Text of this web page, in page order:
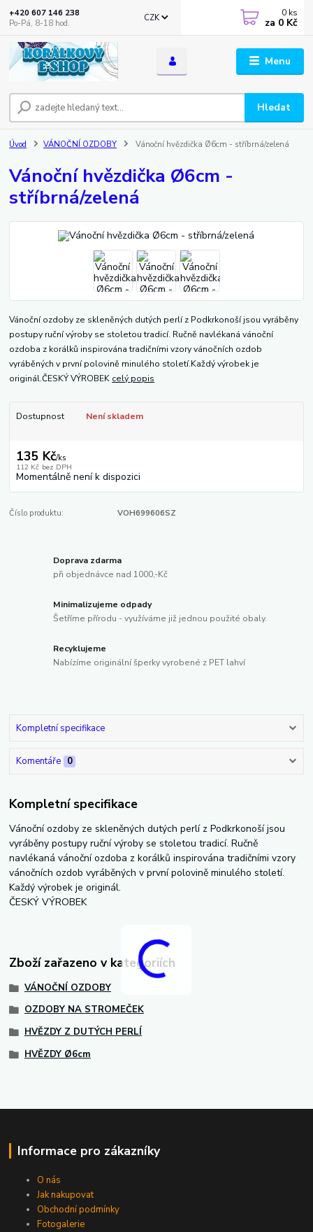
Menu
CZK
Hledat
+420 607 146 238
Po-Pá, 8-18 hod.
0 ks
za 0 Kč
Úvod VÁNOČNÍ OZDOBY Vánoční hvězdička Ø6cm - stříbrná/zelená
Vánoční hvězdička Ø6cm -
stříbrná/zelená
Vánoční ozdoby ze skleněných dutých perlí z Podkrkonoší jsou vyráběny
postupy ruční výroby se stoletou tradicí. Ručně navlékaná vánoční
ozdoba z korálků inspirována tradičními vzory vánočních ozdob
vyráběných v první polovině minulého století.Každý výrobek je
originál.ČESKÝ VÝROBEK celý popis
Dostupnost Není skladem
135 Kč/ks
112 Kč bez DPH
Momentálně není k dispozici
Číslo produktu: VOH699606SZ
Doprava zdarma
při objednávce nad 1000,-Kč
Minimalizujeme odpady
Šetříme přírodu - využíváme již jednou použité obaly.
Recyklujeme
Nabízíme originální šperky vyrobené z PET lahví
Kompletní specifikace
Komentáře 0
Kompletní specifikace
Vánoční ozdoby ze skleněných dutých perlí z Podkrkonoší jsou
vyráběny postupy ruční výroby se stoletou tradicí. Ručně
navlékaná vánoční ozdoba z korálků inspirována tradičními vzory
vánočních ozdob vyráběných v první polovině minulého století.
Každý výrobek je originál.
ČESKÝ VÝROBEK
Zboží zařazeno v kategoriích
VÁNOČNÍ OZDOBY
OZDOBY NA STROMEČEK
HVĚZDY Z DUTÝCH PERLÍ
HVĚZDY Ø6cm
Informace pro zákazníky
O nás
Jak nakupovat
Obchodní podmínky
Fotogalerie